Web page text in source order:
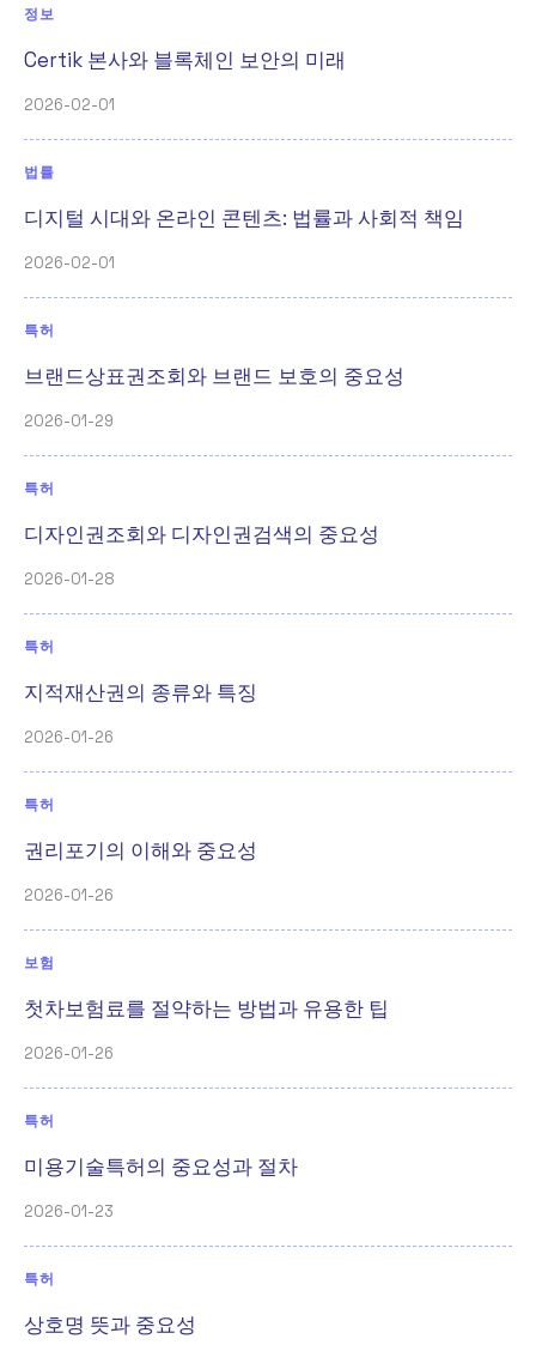
정보
Certik 본사와 블록체인 보안의 미래
2026-02-01
법률
디지털 시대와 온라인 콘텐츠: 법률과 사회적 책임
2026-02-01
특허
브랜드상표권조회와 브랜드 보호의 중요성
2026-01-29
특허
디자인권조회와 디자인권검색의 중요성
2026-01-28
특허
지적재산권의 종류와 특징
2026-01-26
특허
권리포기의 이해와 중요성
2026-01-26
보험
첫차보험료를 절약하는 방법과 유용한 팁
2026-01-26
특허
미용기술특허의 중요성과 절차
2026-01-23
특허
상호명 뜻과 중요성